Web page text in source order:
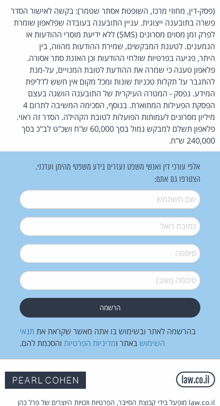
(פסק-דין, מחוזי מרכז, השופטת אסתר שטמר): בקשה לאישור הסדר
פשרה בתובענה ייצוגית. עניין התובענה בעובדה שפלאפון שומרת
לפרק זמן מסוים מסרונים (SMS) ללא ידיעת מוסרי ההודעות או
הנמענים. לטענת המבקשים, שמירת ההודעות מהווה, בין
היתר, פגיעה בפרטיות שולחי ההודעות וכן האזנת סתר אסורה.
פלאפון טענה כי שמרה את ההודעת לטובת המנויים, על-מנת
להתגבר על תקלות טכניות שונות ומכל מקום אין חשש לדליפת
המידע. נפסק - המטרה העיקרית של התובענה הושגה בעצם
הפסקת הפעילות המתוארת. בנוסף, הסכימה המשיבה לתרום 4
מיליון מסרונים לעמותות הפועלות לטובת הקהילה. הסדר זה ראוי.
פלאפון תשלם למבקש גמול בסך 60,000 ש"ח ושכ"ט לב"כ בסך
240,000 ש"ח.
אלפי עורכי דין ואנשי משפט נעזרים בידע משפטי מהימן ועדכני.
הצטרפו גם אתם:
שם משתמש*
דואל*
סיסמה*
סיסמה (שוב)*
בהרשמה לאתר ובשימוש בו אתה מאשר שקראת את תנאי
השימוש באתר ומדיניות הפרטיות והסכמת להם.
law.co.il מופעל בידי קבוצת הסייבר, הפרטיות וזכויות היוצרים של פרל כהן